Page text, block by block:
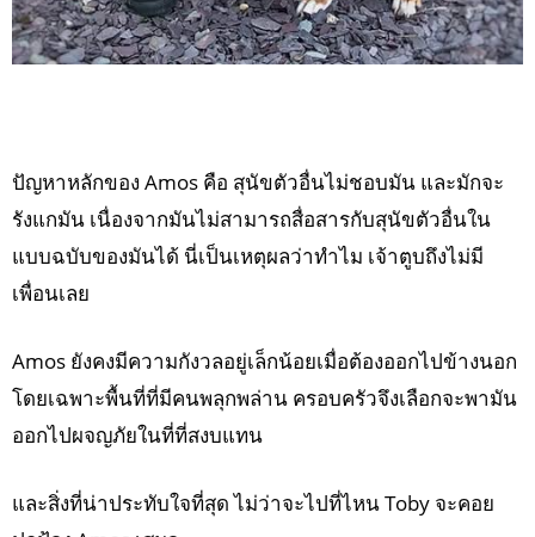
ปัญหาหลักของ Amos คือ สุนัขตัวอื่นไม่ชอบมัน และมักจะ
รังแกมัน เนื่องจากมันไม่สามารถสื่อสารกับสุนัขตัวอื่นใน
แบบฉบับของมันได้ นี่เป็นเหตุผลว่าทำไม เจ้าตูบถึงไม่มี
เพื่อนเลย
Amos ยังคงมีความกังวลอยู่เล็กน้อยเมื่อต้องออกไปข้างนอก
โดยเฉพาะพื้นที่ที่มีคนพลุกพล่าน ครอบครัวจึงเลือกจะพามัน
ออกไปผจญภัยในที่ที่สงบแทน
และสิ่งที่น่าประทับใจที่สุด ไม่ว่าจะไปที่ไหน Toby จะคอย